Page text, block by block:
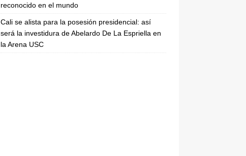
reconocido en el mundo
Cali se alista para la posesión presidencial: así
será la investidura de Abelardo De La Espriella en
la Arena USC